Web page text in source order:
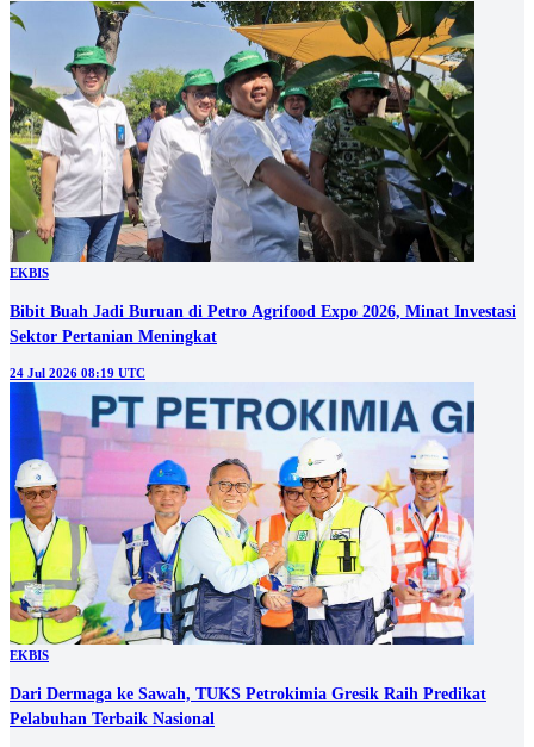
EKBIS
Bibit Buah Jadi Buruan di Petro Agrifood Expo 2026, Minat Investasi
Sektor Pertanian Meningkat
24 Jul 2026 08:19 UTC
EKBIS
Dari Dermaga ke Sawah, TUKS Petrokimia Gresik Raih Predikat
Pelabuhan Terbaik Nasional